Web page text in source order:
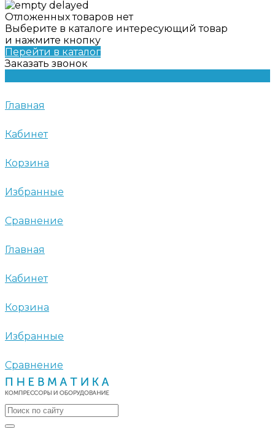
Отложенных товаров нет
Выберите в каталоге интересующий товар
и нажмите кнопку
Перейти в каталог
Заказать звонок
Главная
Кабинет
Корзина
Избранные
Сравнение
Главная
Кабинет
Корзина
Избранные
Сравнение